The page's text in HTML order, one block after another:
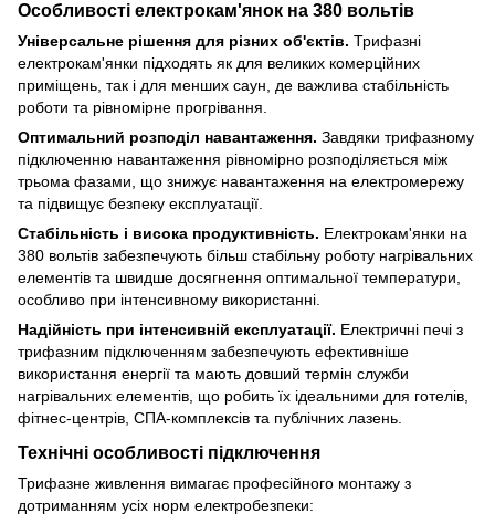
Особливості електрокам'янок на 380 вольтів
Універсальне рішення для різних об'єктів. Трифазні
електрокам'янки підходять як для великих комерційних
приміщень, так і для менших саун, де важлива стабільність
роботи та рівномірне прогрівання.
Оптимальний розподіл навантаження. Завдяки трифазному
підключенню навантаження рівномірно розподіляється між
трьома фазами, що знижує навантаження на електромережу
та підвищує безпеку експлуатації.
Стабільність і висока продуктивність. Електрокам'янки на
380 вольтів забезпечують більш стабільну роботу нагрівальних
елементів та швидше досягнення оптимальної температури,
особливо при інтенсивному використанні.
Надійність при інтенсивній експлуатації. Електричні печі з
трифазним підключенням забезпечують ефективніше
використання енергії та мають довший термін служби
нагрівальних елементів, що робить їх ідеальними для готелів,
фітнес-центрів, СПА-комплексів та публічних лазень.
Технічні особливості підключення
Трифазне живлення вимагає професійного монтажу з
дотриманням усіх норм електробезпеки: